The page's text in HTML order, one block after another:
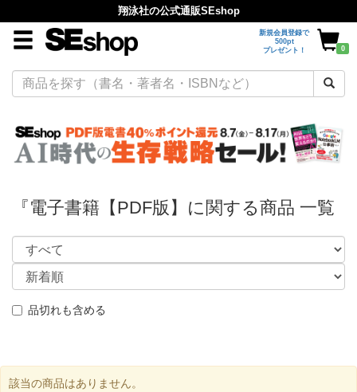
翔泳社の公式通販SEshop
新規会員登録で
500pt
プレゼント！
0
『電子書籍【PDF版】に関する商品 一覧
品切れも含める
該当の商品はありません。